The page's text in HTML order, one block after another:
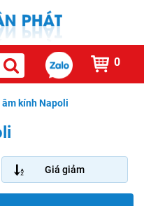
0
âm kính Napoli
Giá giảm